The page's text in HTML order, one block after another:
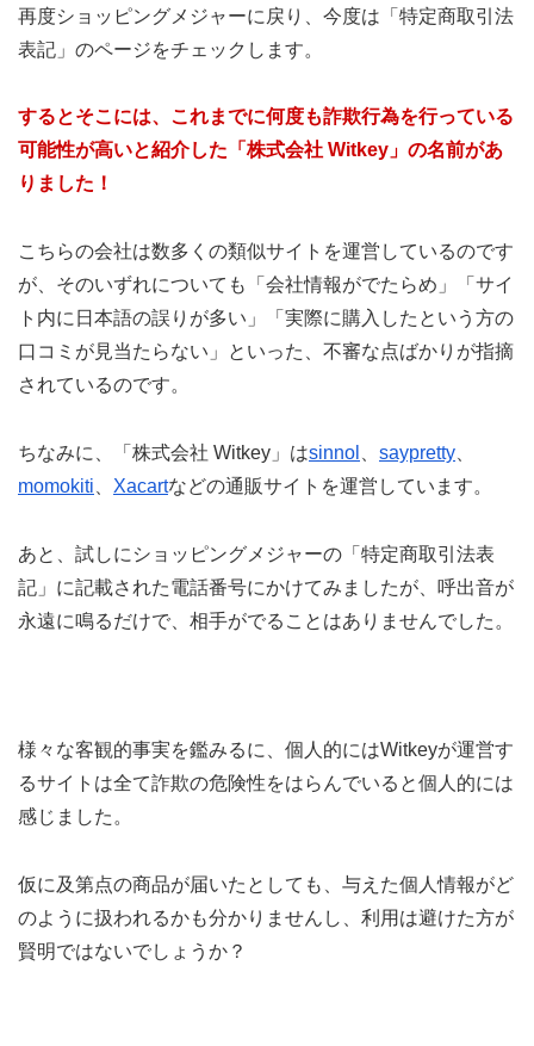
再度ショッピングメジャーに戻り、今度は「特定商取引法
表記」のページをチェックします。
するとそこには、これまでに何度も詐欺行為を行っている
可能性が高いと紹介した「株式会社 Witkey」の名前があ
りました！
こちらの会社は数多くの類似サイトを運営しているのです
が、そのいずれについても「会社情報がでたらめ」「サイ
ト内に日本語の誤りが多い」「実際に購入したという方の
口コミが見当たらない」といった、不審な点ばかりが指摘
されているのです。
ちなみに、「株式会社 Witkey」はsinnol saypretty
momokiti
Xacartなどの通販サイトを運営しています。
あと、試しにショッピングメジャーの「特定商取引法表
記」に記載された電話番号にかけてみましたが、呼出音が
永遠に鳴るだけで、相手がでることはありませんでした。
様々な客観的事実を鑑みるに、個人的にはWitkeyが運営す
るサイトは全て詐欺の危険性をはらんでいると個人的には
感じました。
仮に及第点の商品が届いたとしても、与えた個人情報がど
のように扱われるかも分かりませんし、利用は避けた方が
賢明ではないでしょうか？